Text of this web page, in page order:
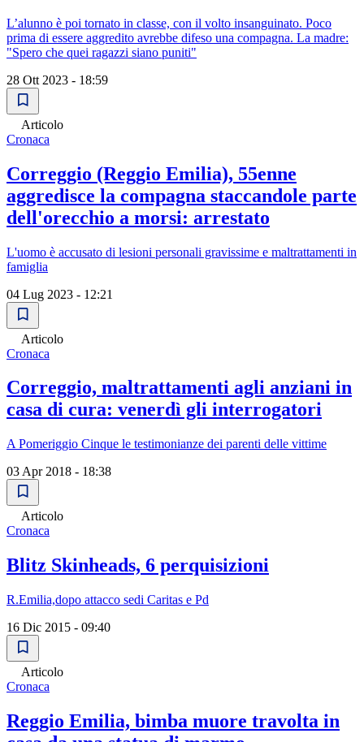
L’alunno è poi tornato in classe, con il volto insanguinato. Poco
prima di essere aggredito avrebbe difeso una compagna. La madre:
"Spero che quei ragazzi siano puniti"
28 Ott 2023 - 18:59
Articolo
Cronaca
Correggio (Reggio Emilia), 55enne
aggredisce la compagna staccandole parte
dell'orecchio a morsi: arrestato
L'uomo è accusato di lesioni personali gravissime e maltrattamenti in
famiglia
04 Lug 2023 - 12:21
Articolo
Cronaca
Correggio, maltrattamenti agli anziani in
casa di cura: venerdì gli interrogatori
A Pomeriggio Cinque le testimonianze dei parenti delle vittime
03 Apr 2018 - 18:38
Articolo
Cronaca
Blitz Skinheads, 6 perquisizioni
R.Emilia,dopo attacco sedi Caritas e Pd
16 Dic 2015 - 09:40
Articolo
Cronaca
Reggio Emilia, bimba muore travolta in